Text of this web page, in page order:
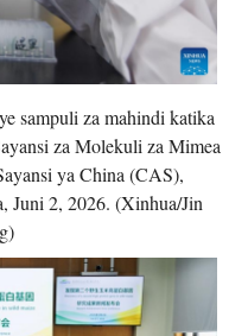
sampuli za mahindi katika
za Molekuli za Mimea
ya China (CAS),
Juni 2, 2026. (Xinhua/Jin